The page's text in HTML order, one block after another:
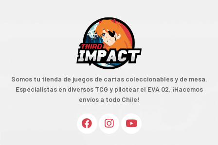
Somos tu tienda de juegos de cartas coleccionables y de mesa.
Especialistas en diversos TCG y pilotear el EVA 02. ¡Hacemos
envíos a todo Chile!